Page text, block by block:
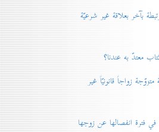
بعلاقة غير شرعيّة
به عندنا؟
زواجاً قانونيّاً غير
انفصالها عن زوجها